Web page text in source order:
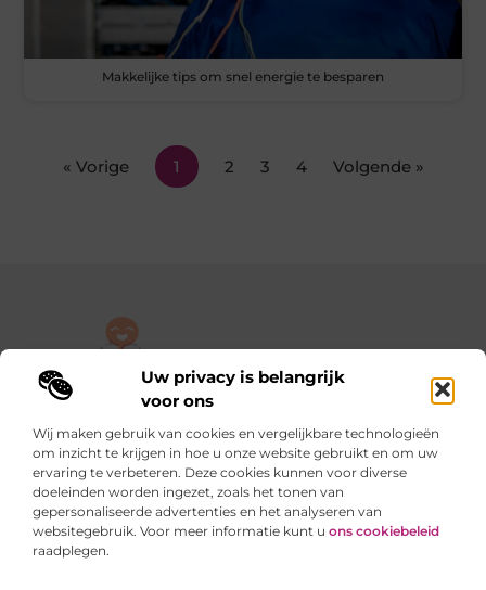
Uw privacy is belangrijk
voor ons
Wij maken gebruik van cookies en vergelijkbare technologieën
om inzicht te krijgen in hoe u onze website gebruikt en om uw
ervaring te verbeteren. Deze cookies kunnen voor diverse
doeleinden worden ingezet, zoals het tonen van
gepersonaliseerde advertenties en het analyseren van
websitegebruik. Voor meer informatie kunt u ons cookiebeleid
raadplegen.
Makkelijke tips om snel energie te besparen
« Vorige 1 2 3 4 Volgende »
De plek om jouw verhaal te delen, gratis en eenvoudig.
Verken een rijke verzameling blogs en artikelen die alles uit het
dagelijks leven behandelen, van persoonlijke verhalen tot
praktische tips.
Onze informatie